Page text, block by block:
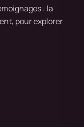
: la
pour explorer